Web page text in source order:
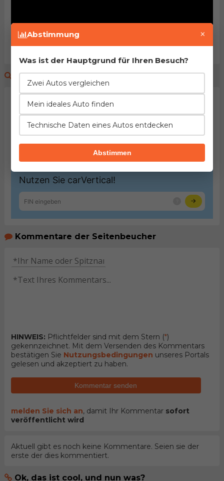
Fahrzeughistorie prüfen
Kommentare der Seitenbeucher
HINWEIS: Pflichtfelder sind mit dem Stern (*)
gekennzeichnet. Mit dem Versenden des Kommentars
bestätigen Sie Nutzungsbedingungen unseres Portals
gelesen und akzeptiert zu haben.
Kommentar senden
melden Sie sich an, damit Ihr Kommentar sofort
veröffentlicht wird
Aktuell gibt es noch keine Kommentare. Seien sie der
erste der dies kommentiert.
Ok, das ist cool, und nun was?
Abstimmung ×
Was ist der Hauptgrund für Ihren Besuch?
Zwei Autos vergleichen
Mein ideales Auto finden
Technische Daten eines Autos entdecken
Abstimmen